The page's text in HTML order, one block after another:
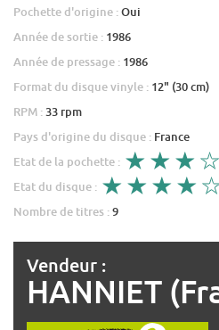
Pochette d'origine :Oui
Année de sortie : 1986
Année de pressage : 1986
Format du disque vinyle : 12" (30 cm)
RPM : 33 rpm
Pays d'origine du disque : France
Etat de la pochette :
Etat du disque :
Nombre de titres :9
Vendeur :
HANNIET